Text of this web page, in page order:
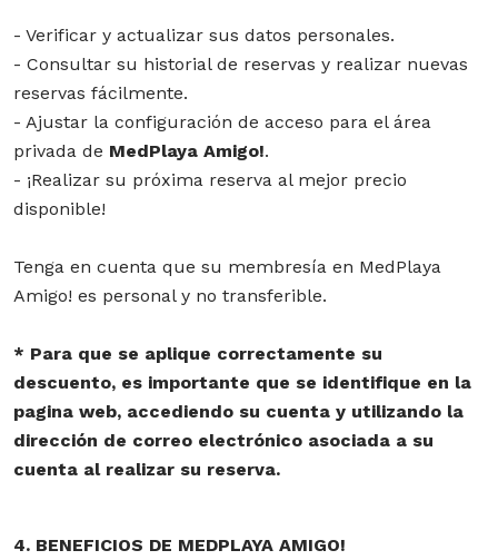
- Verificar y actualizar sus datos personales.
- Consultar su historial de reservas y realizar nuevas
reservas fácilmente.
- Ajustar la configuración de acceso para el área
privada de MedPlaya Amigo!.
- ¡Realizar su próxima reserva al mejor precio
disponible!
Tenga en cuenta que su membresía en MedPlaya
Amigo! es personal y no transferible.
* Para que se aplique correctamente su
descuento, es importante que se identifique en la
pagina web, accediendo su cuenta y utilizando la
dirección de correo electrónico asociada a su
cuenta al realizar su reserva.
4. BENEFICIOS DE MEDPLAYA AMIGO!